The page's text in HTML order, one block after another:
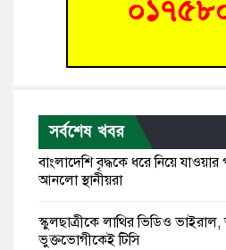
সর্বশেষ খবর
বাংলাদেশি বৃদ্ধকে ধরে নিয়ে
আনলো স্থানীয়রা
স্কুলছাত্রীকে লাথির ভিডিও
ভুক্তভোগীকেই টিসি